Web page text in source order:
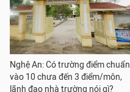
Nghệ An: Có trường điểm chuẩn
vào 10 chưa đến 3 điểm/môn,
lãnh đạo nhà trường nói gì?